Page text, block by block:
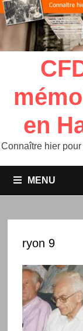
en
Connaître hier
MENU
ryon 9